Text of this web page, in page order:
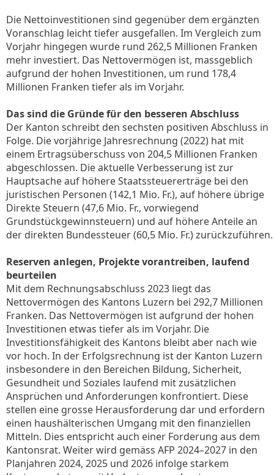
Die Nettoinvestitionen sind gegenüber dem ergänzten
Voranschlag leicht tiefer ausgefallen. Im Vergleich zum
Vorjahr hingegen wurde rund 262,5 Millionen Franken
mehr investiert. Das Nettovermögen ist, massgeblich
aufgrund der hohen Investitionen, um rund 178,4
Millionen Franken tiefer als im Vorjahr.
Das sind die Gründe für den besseren Abschluss
Der Kanton schreibt den sechsten positiven Abschluss in
Folge. Die vorjährige Jahresrechnung (2022) hat mit
einem Ertragsüberschuss von 204,5 Millionen Franken
abgeschlossen. Die aktuelle Verbesserung ist zur
Hauptsache auf höhere Staatssteuererträge bei den
juristischen Personen (142,1 Mio. Fr.), auf höhere übrige
Direkte Steuern (47,6 Mio. Fr., vorwiegend
Grundstückgewinnsteuern) und auf höhere Anteile an
der direkten Bundessteuer (60,5 Mio. Fr.) zurückzuführen.
Reserven anlegen, Projekte vorantreiben, laufend
beurteilen
Mit dem Rechnungsabschluss 2023 liegt das
Nettovermögen des Kantons Luzern bei 292,7 Millionen
Franken. Das Nettovermögen ist aufgrund der hohen
Investitionen etwas tiefer als im Vorjahr. Die
Investitionsfähigkeit des Kantons bleibt aber nach wie
vor hoch. In der Erfolgsrechnung ist der Kanton Luzern
insbesondere in den Bereichen Bildung, Sicherheit,
Gesundheit und Soziales laufend mit zusätzlichen
Ansprüchen und Anforderungen konfrontiert. Diese
stellen eine grosse Herausforderung dar und erfordern
einen haushälterischen Umgang mit den finanziellen
Mitteln. Dies entspricht auch einer Forderung aus dem
Kantonsrat. Weiter wird gemäss AFP 2024–2027 in den
Planjahren 2024, 2025 und 2026 infolge starkem